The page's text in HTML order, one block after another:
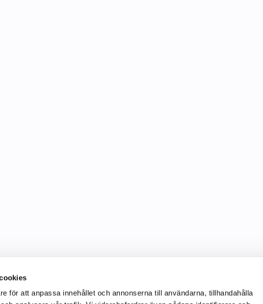
för att anpassa innehållet och annonserna till användarna, tillhandahålla
Information